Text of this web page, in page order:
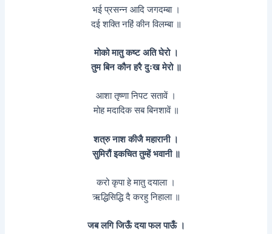
भई प्रसन्न आदि जगदम्बा ।
दई शक्ति नहिं कीन विलम्बा ॥
मोको मातु कष्ट अति घेरो ।
तुम बिन कौन हरै दुःख मेरो ॥
आशा तृष्णा निपट सतावें ।
मोह मदादिक सब बिनशावें ॥
शत्रु नाश कीजै महारानी ।
सुमिरौं इकचित तुम्हें भवानी ॥
करो कृपा हे मातु दयाला ।
ऋद्धिसिद्धि दै करहु निहाला ॥
जब लगि जिऊँ दया फल पाऊँ ।